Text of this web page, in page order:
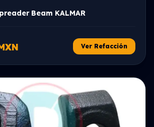
Beam KALMAR
Ver Refacción